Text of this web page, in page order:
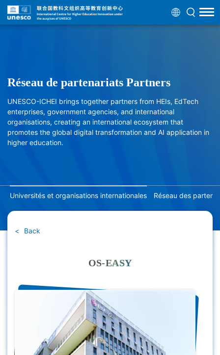
Réseau de partenariats Partners
UNESCO-ICHEI brings together partners from HEIs, EdTech
enterprises, government agencies, and international
organisations, creating an international ecosystem that
promotes the global digital transformation and AI application in
higher education.
Universités et organisations internationales Réseau des
Back
OS-EASY